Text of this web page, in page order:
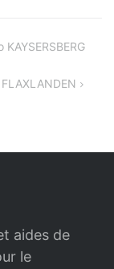
aides de
le